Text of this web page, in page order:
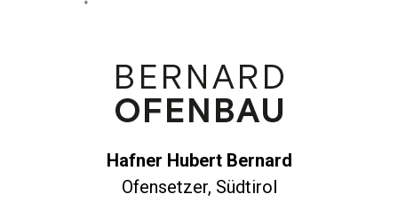
Hafner Hubert Bernard
Ofensetzer, Südtirol